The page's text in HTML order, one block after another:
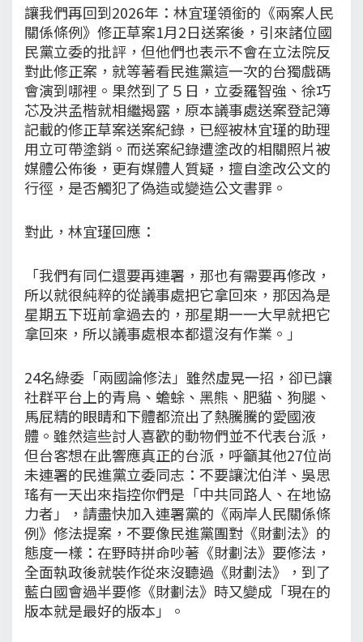
讓我們再回到2026年：林宜瑾領銜的《兩案人民
關係條例》修正草案1月2日送案後，引來諸位國
民黨立委的批評，但他們也表示不會在立法院反
對此修正案，就等著看民進黨這一次的台獨戲碼
會演到哪裡。果然到了５日，立委羅智強、徐巧
芯及洪孟楷就相繼揭露，原本議事處送案登記簿
記載的修正草案送案紀錄，已經被林宜瑾的助理
用立可帶塗銷。而送案紀錄遭塗改的相關照片被
媒體公佈後，更有媒體人質疑，擅自塗改公文的
行徑，是否觸犯了偽造或變造公文書罪。
對此，林宜瑾回應：
「我們有同仁還要再連署，那也有需要再修改，
所以就很純粹的從議事處把它拿回來，那因為是
星期五下班前拿過去的，那星期一一大早就把它
拿回來，所以議事處根本都還沒有作業。」
24名綠委「兩國論修法」雖然虛晃一招，卻已讓
社群平台上的青鳥、蟾蜍、黑熊、肥貓、狗腿、
馬屁精的眼睛和下體都流出了熱騰騰的愛國液
體。雖然這些討人喜歡的動物們並不代表台派，
但台客想在此響應真正的台派，呼籲其他27位尚
未連署的民進黨立委同志：不要讓沈伯洋、吳思
瑤有一天出來指控你們是「中共同路人、在地協
力者」，請盡快加入連署黨的《兩岸人民關係條
例》修法提案，不要像民進黨團對《財劃法》的
態度一樣：在野時拼命吵著《財劃法》要修法，
全面執政後就裝作從來沒聽過《財劃法》，到了
藍白國會過半要修《財劃法》時又變成「現在的
版本就是最好的版本」。